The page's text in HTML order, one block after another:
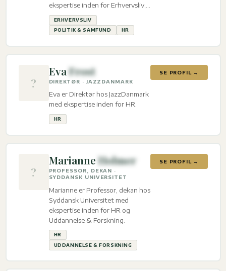
ekspertise inden for Erhvervsliv,
Politik & Samfund og HR.
ERHVERVSLIV
POLITIK & SAMFUND
HR
?
EvaFrost
DIREKTØR · JAZZDANMARK
Eva er Direktør hos JazzDanmark
med ekspertise inden for HR.
HR
SE PROFIL →
?
MarianneHolmer
PROFESSOR, DEKAN ·
SYDDANSK UNIVERSITET
Marianne er Professor, dekan hos
Syddansk Universitet med
ekspertise inden for HR og
Uddannelse & Forskning.
HR
UDDANNELSE & FORSKNING
SE PROFIL →